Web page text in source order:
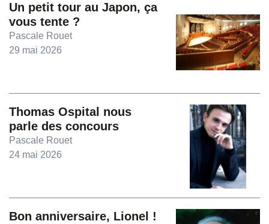
Un petit tour au Japon, ça
vous tente ?
Pascale Rouet
29 mai 2026
Thomas Ospital nous
parle des concours
Pascale Rouet
24 mai 2026
Bon anniversaire, Lionel !